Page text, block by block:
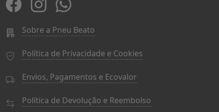
Sobre a Pneu Beato
Política de Privacidade e Cookies
Envios, Pagamentos e Ecovalor
Política de Devolução e Reembolso